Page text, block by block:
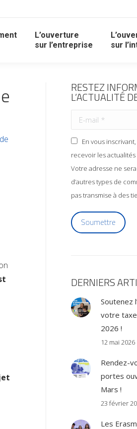
L’ouverture
sur l’entreprise
sur
RESTEZ
L’ACTUALITÉ
En vous
recevoir les
Votre adresse ne
d’autres types de
pas transmise à des
Soumettre
DERNIERS
Soutenez
votre
2026 !
12 mai 2026
Rendez-
portes
Mars !
23 février
Les